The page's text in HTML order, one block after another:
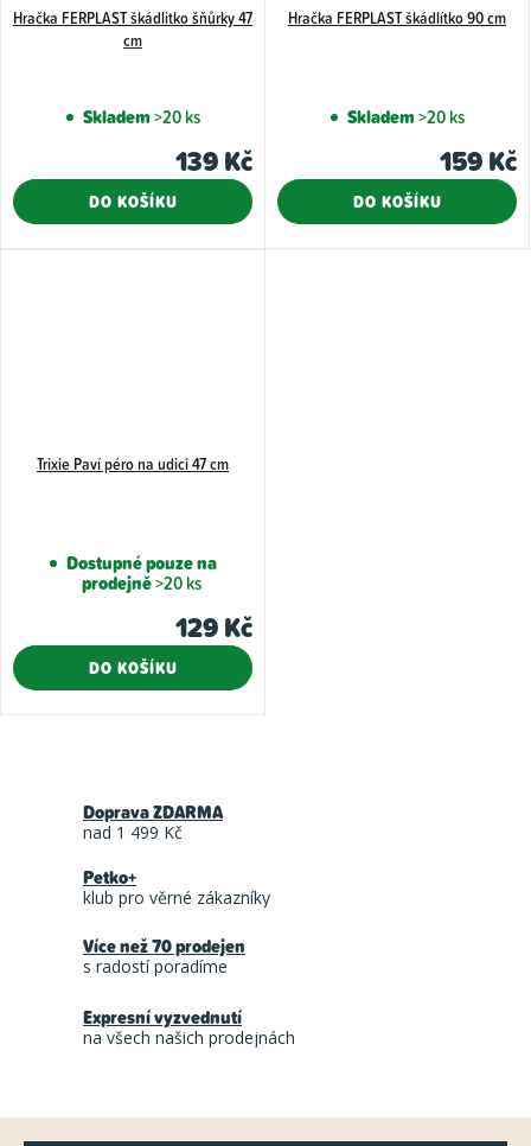
Hračka FERPLAST škádlitko šňůrky 47
cm
Skladem>20 ks
139 Kč
DO KOŠÍKU
Hračka FERPLAST škádlítko 90 cm
Skladem>20 ks
159 Kč
DO KOŠÍKU
Trixie Paví péro na udici 47 cm
Dostupné pouze na
prodejně>20 ks
129 Kč
DO KOŠÍKU
d
p
r
k
Doprava ZDARMA
nad 1 499 Kč
Petko+
klub pro věrné zákazníky
Více než 70 prodejen
s radostí poradíme
Expresní vyzvednutí
na všech našich prodejnách